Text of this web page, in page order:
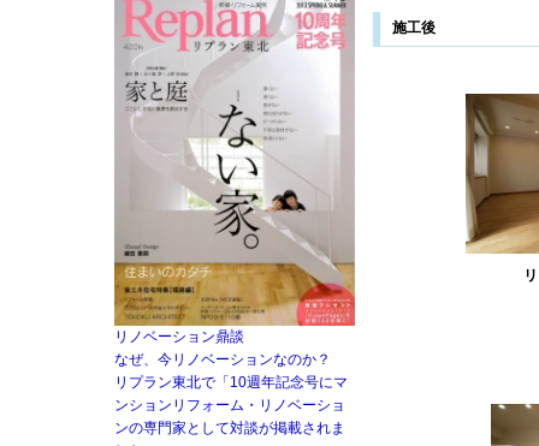
施工後
リノベーション鼎談
なぜ、今リノベーションなのか？
リプラン東北で「10週年記念号にマ
ンションリフォーム・リノベーショ
ンの専門家として対談が掲載されま